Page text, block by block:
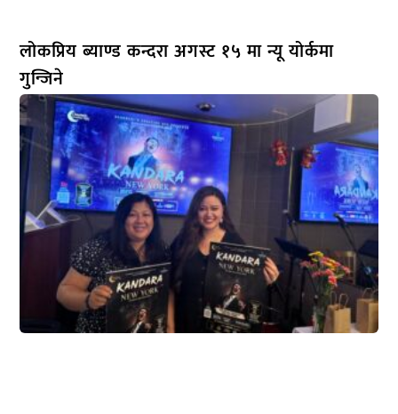
लोकप्रिय ब्याण्ड कन्दरा अगस्ट १५ मा न्यू योर्कमा
गुन्जिने